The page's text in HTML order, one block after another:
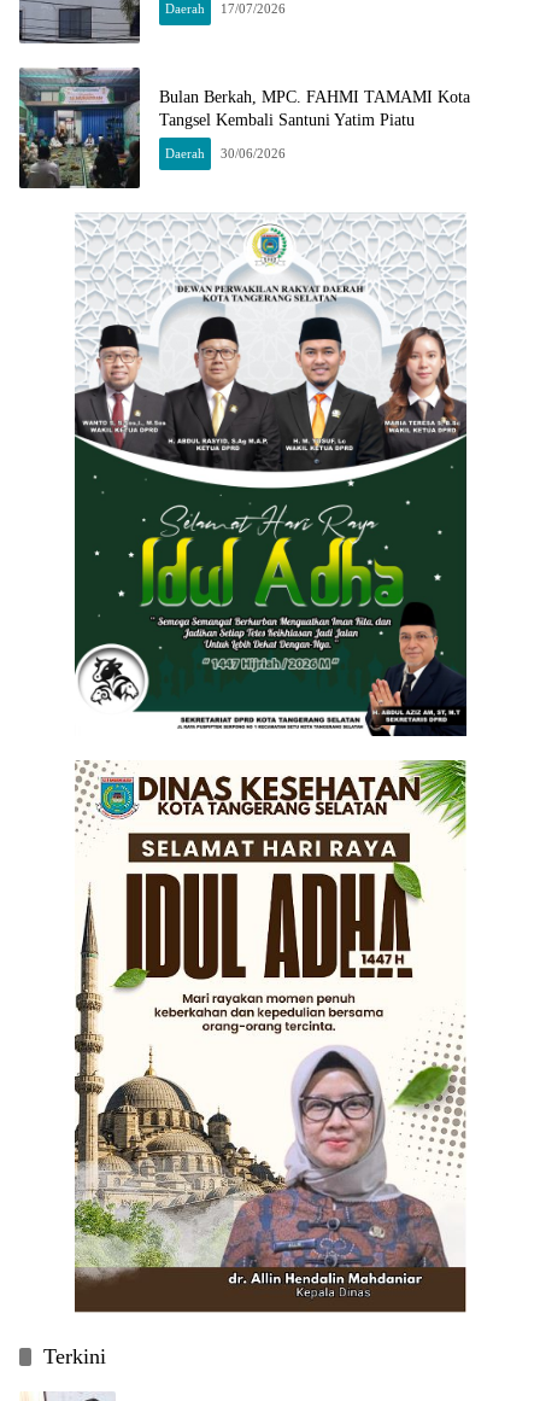
Daerah 17/07/2026
Bulan Berkah, MPC. FAHMI TAMAMI Kota
Tangsel Kembali Santuni Yatim Piatu
Daerah 30/06/2026
Terkini